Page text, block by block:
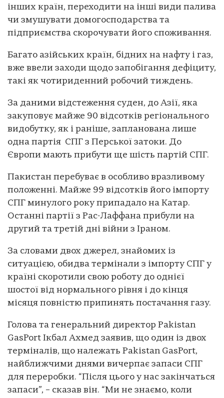
інших країн, переходити на інші види палива
чи змушувати домогосподарства та
підприємства скорочувати його споживання.
Багато азійських країн, бідних на нафту і газ,
вже ввели заходи щодо запобігання дефіциту,
такі як чотириденний робочий тиждень.
За даними відстеження суден, до Азії, яка
закуповує майже 90 відсотків регіонального
видобутку, як і раніше, запланована лише
одна партія СПГ з Перської затоки. До
Європи мають прибути ще шість партій СПГ.
Пакистан перебуває в особливо вразливому
положенні. Майже 99 відсотків його імпорту
СПГ минулого року припадало на Катар.
Останні партії з Рас-Лаффана прибули на
другий та третій дні війни з Іраном.
За словами двох джерел, знайомих із
ситуацією, обидва термінали з імпорту СПГ у
країні скоротили свою роботу до однієї
шостої від нормального рівня і до кінця
місяця повністю припинять постачання газу.
Голова та генеральний директор Pakistan
GasPort Ікбал Ахмед заявив, що один із двох
терміналів, що належать Pakistan GasPort,
найближчими днями вичерпає запаси СПГ
для переробки. “Після цього у нас закінчаться
запаси”, – сказав він. “Ми не знаємо, коли